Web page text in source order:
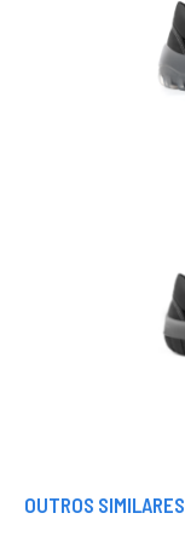
OUTROS SIMILARES